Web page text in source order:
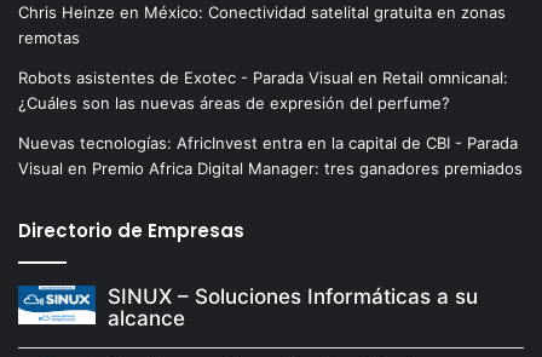
Chris Heinze en México: Conectividad satelital gratuita en zonas
remotas
Robots asistentes de Exotec - Parada Visual en Retail omnicanal:
¿Cuáles son las nuevas áreas de expresión del perfume?
Nuevas tecnologías: AfricInvest entra en la capital de CBI - Parada
Visual en Premio Africa Digital Manager: tres ganadores premiados
Directorio de Empresas
SINUX – Soluciones Informáticas a su
alcance